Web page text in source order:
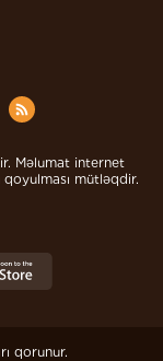
Məlumat internet
mütləqdir.
qorunur.